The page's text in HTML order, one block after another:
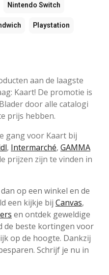
Nintendo Switch
Playstation
aan de laagste
Kaart! De promotie is
door alle catalogi
prijs hebben.
gang voor Kaart bij
, Intermarché, GAMMA
prijzen zijn te vinden in
op een winkel en de
een kijkje bij Canvas,
en ontdek geweldige
de beste kortingen voor
op de hoogte. Dankzij
Schrijf je nu in